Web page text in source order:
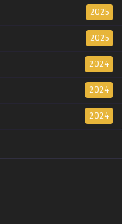
2025
2025
2024
2024
2024